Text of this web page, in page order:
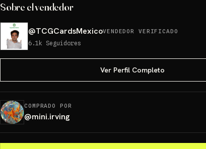
Sobre el vendedor
@TCGCardsMexicoVENDEDOR VERIFICADO
6.1k Seguidores
Ver Perfil Completo
COMPRADO POR
@mini.irving